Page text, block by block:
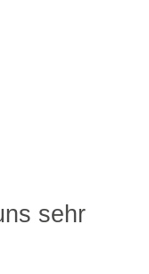
sehr